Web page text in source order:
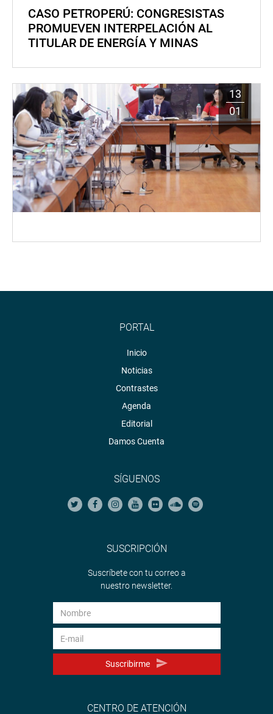
CASO PETROPERÚ: CONGRESISTAS
PROMUEVEN INTERPELACIÓN AL
TITULAR DE ENERGÍA Y MINAS
13
01
PORTAL
Inicio
Noticias
Contrastes
Agenda
Editorial
Damos Cuenta
SÍGUENOS
SUSCRIPCIÓN
Suscríbete con tu correo a
nuestro newsletter.
Suscribirme
CENTRO DE ATENCIÓN